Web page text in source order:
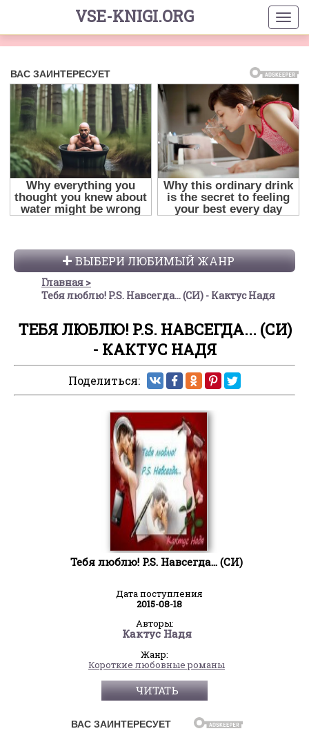
VSE-KNIGI.ORG
ВЫБЕРИ ЛЮБИМЫЙ ЖАНР
Главная
Тебя люблю! P.S. Навсегда... (СИ) - Кактус Надя
ТЕБЯ ЛЮБЛЮ! P.S. НАВСЕГДА... (СИ)
- КАКТУС НАДЯ
Поделиться:
Тебя люблю! P.S. Навсегда... (СИ)
Дата поступления
2015-08-18
Авторы:
Кактус Надя
Жанр:
Короткие любовные романы
ЧИТАТЬ